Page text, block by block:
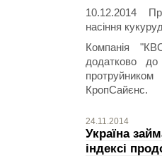
10.12.2014
насіння
Компанія
додатково до
КропСайєнс.
24.11.2014
Україна
індексі